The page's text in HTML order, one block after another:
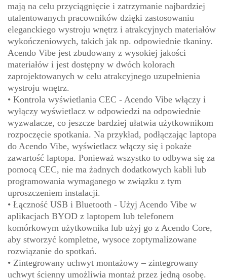
mają na celu przyciągnięcie i zatrzymanie najbardziej
utalentowanych pracowników dzięki zastosowaniu
eleganckiego wystroju wnętrz i atrakcyjnych materiałów
wykończeniowych, takich jak np. odpowiednie tkaniny.
Acendo Vibe jest zbudowany z wysokiej jakości
materiałów i jest dostępny w dwóch kolorach
zaprojektowanych w celu atrakcyjnego uzupełnienia
wystroju wnętrz.
• Kontrola wyświetlania CEC - Acendo Vibe włączy i
wyłączy wyświetlacz w odpowiedzi na odpowiednie
wyzwalacze, co jeszcze bardziej ułatwia użytkownikom
rozpoczęcie spotkania. Na przykład, podłączając laptopa
do Acendo Vibe, wyświetlacz włączy się i pokaże
zawartość laptopa. Ponieważ wszystko to odbywa się za
pomocą CEC, nie ma żadnych dodatkowych kabli lub
programowania wymaganego w związku z tym
uproszczeniem instalacji.
• Łączność USB i Bluetooth - Użyj Acendo Vibe w
aplikacjach BYOD z laptopem lub telefonem
komórkowym użytkownika lub użyj go z Acendo Core,
aby stworzyć kompletne, wysoce zoptymalizowane
rozwiązanie do spotkań.
• Zintegrowany uchwyt montażowy – zintegrowany
uchwyt ścienny umożliwia montaż przez jedną osobę.